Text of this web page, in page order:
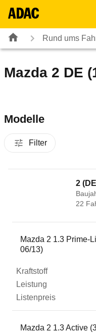
Rund ums
Mazda 2 DE
Modelle
Filter
2
22
Fahrzeug
Kraftstoff
Leistung
Mazda 2 1.3 Prime-
06/13)
Mazda 2 1.3 Active